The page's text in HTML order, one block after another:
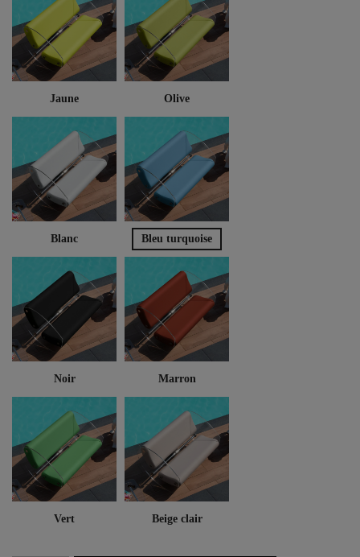
Jaune Olive
Blanc Bleu turquoise
Noir Marron
Vert Beige clair